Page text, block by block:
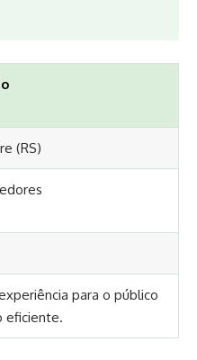
(RS)
para o público
eficiente.